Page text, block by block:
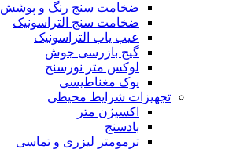
ضخامت سنج رنگ و پوشش
ضخامت سنج التراسونیک
عیب یاب التراسونیک
گیج بازرسی جوش
لوکس متر نورسنج
یوک مغناطیسی
تجهیزات شرایط محیطی
اکسیژن متر
بادسنج
ترمومتر لیزری و تماسی